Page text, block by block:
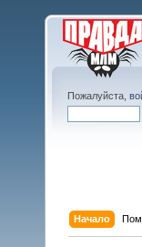
Пожалуйста,
Начало